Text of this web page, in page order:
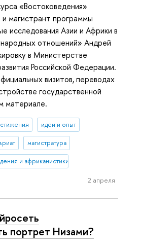
«Востоковедения»
и магистрант программы
исследования Азии и Африки в
отношений» Андрей
в Министерстве
Российской Федерации.
визитов, переводах
государственной
материале.
идеи и опыт
магистратура
и африканистики
2 апреля
портрет Низами?